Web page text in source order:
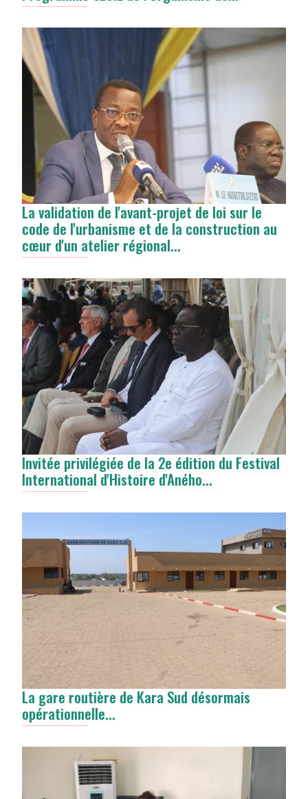
La validation de l'avant-projet de loi sur le
code de l'urbanisme et de la construction au
cœur d'un atelier régional...
Invitée privilégiée de la 2e édition du Festival
International d'Histoire d'Aného...
La gare routière de Kara Sud désormais
opérationnelle...